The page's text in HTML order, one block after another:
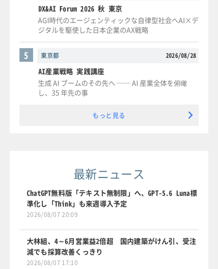
DX&AI Forum 2026 秋 東京
AGI時代のエージェンティックな自律型社会へAI×デ
ジタルを駆使した日本企業のAX戦略
東京都 2026/08/28
5
AI産業戦略 実践講座
生成 AI ブームのその先へ ── AI 産業全体を俯瞰
し、35 年先の事
もっと見る
最新ニュース
ChatGPT無料版「テキスト無制限」へ、GPT-5.6 Luna標
準化し「Think」も来週導入予定
2026/08/07 20:09
大林組、4～6月営業益2倍超 国内建築がけん引、受注
減でも採算改善くっきり
2026/08/07 17:10